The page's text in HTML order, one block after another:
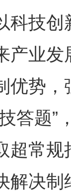
技创
产业
优势
答题”
超常
解决制